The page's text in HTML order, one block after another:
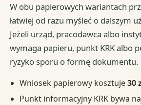
W obu papierowych wariantach
łatwiej od razu myśleć o dalszym
Jeżeli urząd, pracodawca albo
wymaga papieru, punkt KRK albo
ryzyko sporu o formę dokumentu.
Wniosek papierowy kosztuje30
Punkt informacyjny KRK bywa